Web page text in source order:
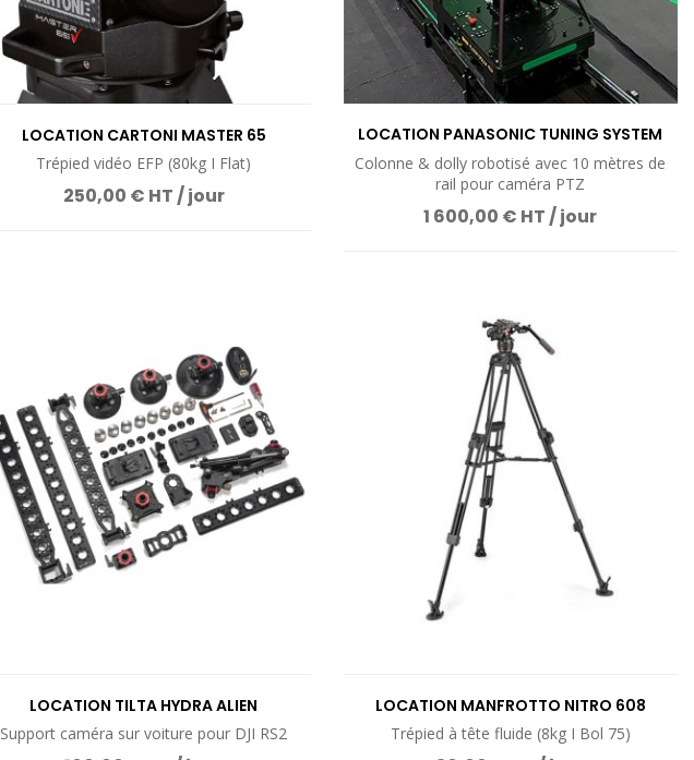
LOCATION CARTONI MASTER 65
Trépied vidéo EFP (80kg I Flat)
250,00 € HT / jour
LOCATION PANASONIC TUNING SYSTEM
Colonne & dolly robotisé avec 10 mètres de
rail pour caméra PTZ
1 600,00 € HT / jour
LOCATION TILTA HYDRA ALIEN
Support caméra sur voiture pour DJI RS2
LOCATION MANFROTTO NITRO 608
Trépied à tête fluide (8kg I Bol 75)
VOIR LE PRODUIT VOIR LE PRODUIT